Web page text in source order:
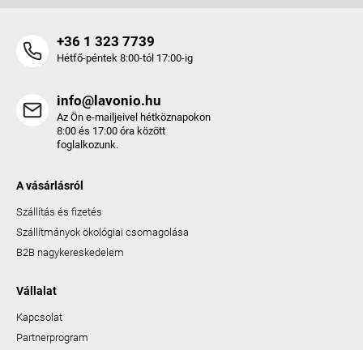
+36 1 323 7739
Hétfő-péntek 8:00-tól 17:00-ig
info@lavonio.hu
Az Ön e-mailjeivel hétköznapokon
8:00 és 17:00 óra között
foglalkozunk.
A vásárlásról
Szállítás és fizetés
Szállítmányok ökológiai csomagolása
B2B nagykereskedelem
Vállalat
Kapcsolat
Partnerprogram